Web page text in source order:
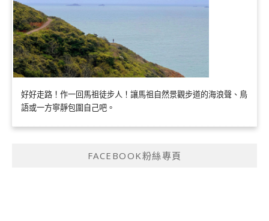
好好走路！作一回馬祖徒步人！讓馬祖自然景觀步道的海浪聲、鳥
語或一方寧靜包圍自己吧。
FACEBOOK粉絲專頁